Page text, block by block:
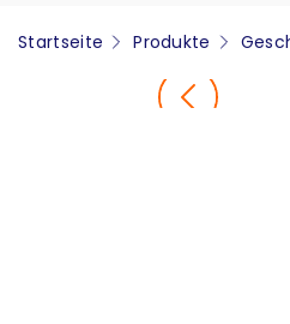
Startseite Produkte